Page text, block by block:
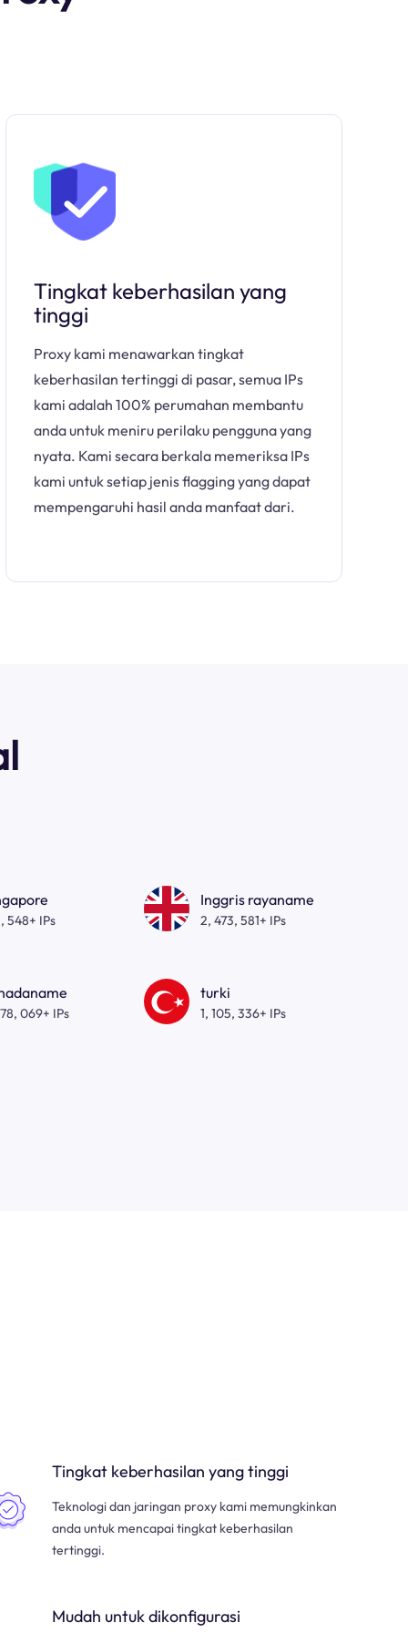
Tingkat keberhasilan yang
tinggi
Proxy kami menawarkan tingkat
keberhasilan tertinggi di pasar, semua IPs
kami adalah 100% perumahan membantu
anda untuk meniru perilaku pengguna yang
nyata. Kami secara berkala memeriksa IPs
kami untuk setiap jenis flagging yang dapat
mempengaruhi hasil anda manfaat dari.
548+ IPs
Inggris rayaname
2, 473, 581+ IPs
069+ IPs
turki
1, 105, 336+ IPs
Tingkat keberhasilan yang tinggi
Teknologi dan jaringan proxy kami memungkinkan
anda untuk mencapai tingkat keberhasilan
tertinggi.
Mudah untuk dikonfigurasi